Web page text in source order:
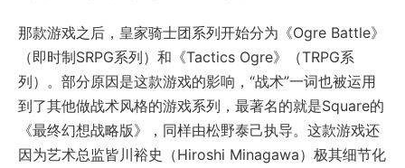
那款游戏之后，皇家骑士团系列开始分为《Ogre Battle》
（即时制SRPG系列）和《Tactics Ogre》（TRPG系
列）。部分原因是这款游戏的影响，“战术”一词也被运用
到了其他做战术风格的游戏系列，最著名的就是Square的
《最终幻想战略版》，同样由松野泰己执导。这款游戏还
因为艺术总监皆川裕史（Hiroshi Minagawa）极其细节化